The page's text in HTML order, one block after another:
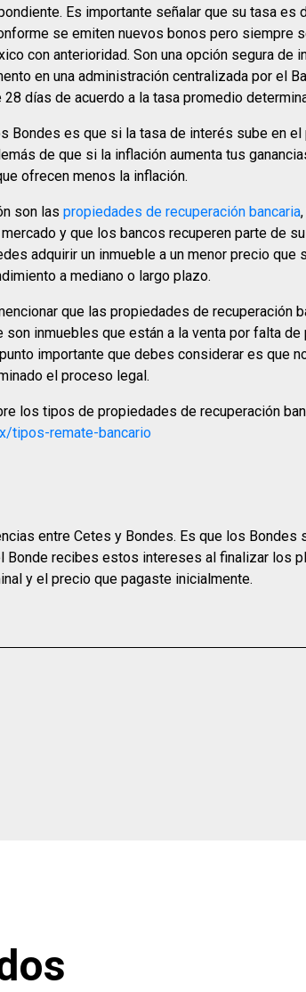
Es importante señalar que su tasa es
se emiten nuevos bonos pero siempre
con anterioridad. Son una opción segura de
en una administración centralizada por el
días de acuerdo a la tasa promedio
Bondes es que si la tasa de interés sube en el
de que si la inflación aumenta tus
ofrecen menos la inflación.
son las propiedades de recuperación bancaria
y que los bancos recuperen parte de
adquirir un inmueble a un menor precio que
a mediano o largo plazo.
que las propiedades de recuperación
inmuebles que están a la venta por falta
importante que debes considerar es que
el proceso legal.
los tipos de propiedades de recuperación
tipos-remate-bancario
entre Cetes y Bondes. Es que los Bondes
Bonde recibes estos intereses al finalizar los
y el precio que pagaste inicialmente.